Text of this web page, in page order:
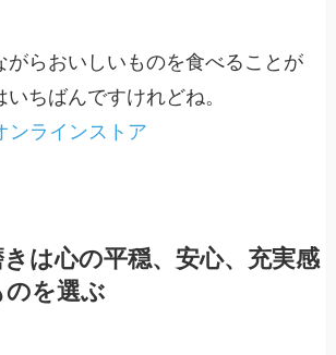
がらおいしいものを食べることが
ちばんですけれどね。
ラインストア
は心の平穏、安心、充実感
を選ぶ